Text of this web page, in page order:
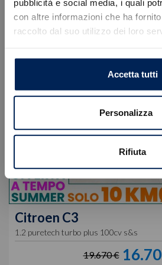
pubblicità e social media, i quali
con altre informazioni che ha
raccolto dal suo utilizzo dei loro
Accetta tutti
Personalizza
Rifiuta
Citroen C3
1.2 puretech turbo plus 100cv s&s
19.670 €
Caricamento veicoli